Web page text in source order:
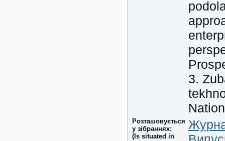
3.
Розташовується
у зібраннях:
(Is situated in